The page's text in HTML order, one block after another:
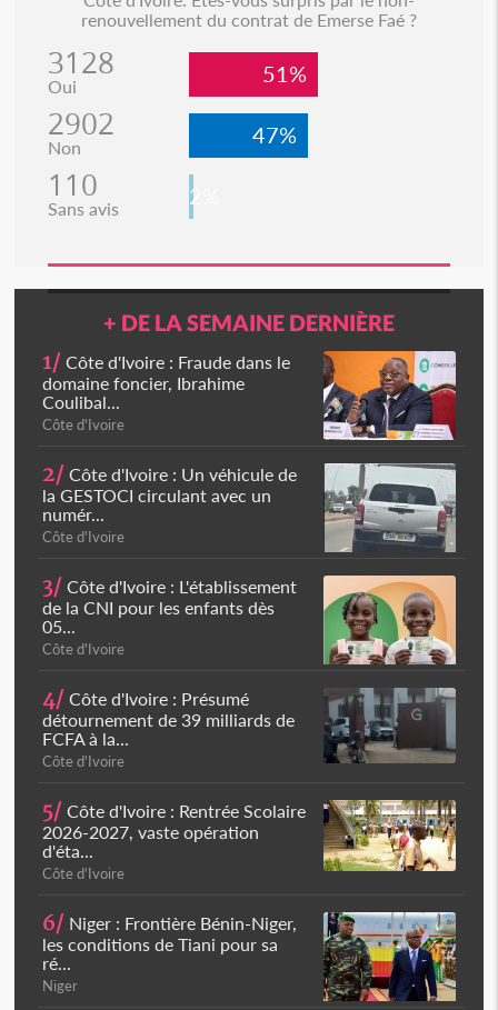
renouvellement du contrat de Emerse Faé ?
3128
Oui 51%
2902
Non 47%
110
Sans avis 2%
+ DE LA SEMAINE DERNIÈRE
1/ Côte d'Ivoire : Fraude dans le
domaine foncier, Ibrahime
Coulibal...
Côte d'Ivoire
2/ Côte d'Ivoire : Un véhicule de
la GESTOCI circulant avec un
numér...
Côte d'Ivoire
3/ Côte d'Ivoire : L'établissement
de la CNI pour les enfants dès
05...
Côte d'Ivoire
4/ Côte d'Ivoire : Présumé
détournement de 39 milliards de
FCFA à la...
Côte d'Ivoire
5/ Côte d'Ivoire : Rentrée Scolaire
2026-2027, vaste opération
d'éta...
Côte d'Ivoire
6/ Niger : Frontière Bénin-Niger,
les conditions de Tiani pour sa
ré...
Niger